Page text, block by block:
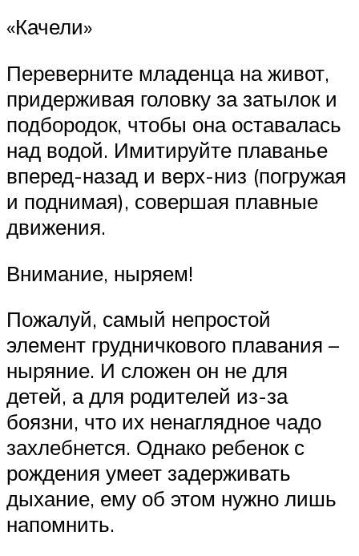
«Качели»
Переверните младенца на живот,
придерживая головку за затылок и
подбородок, чтобы она оставалась
над водой. Имитируйте плаванье
вперед-назад и верх-низ (погружая
и поднимая), совершая плавные
движения.
Внимание, ныряем!
Пожалуй, самый непростой
элемент грудничкового плавания –
ныряние. И сложен он не для
детей, а для родителей из-за
боязни, что их ненаглядное чадо
захлебнется. Однако ребенок с
рождения умеет задерживать
дыхание, ему об этом нужно лишь
напомнить.